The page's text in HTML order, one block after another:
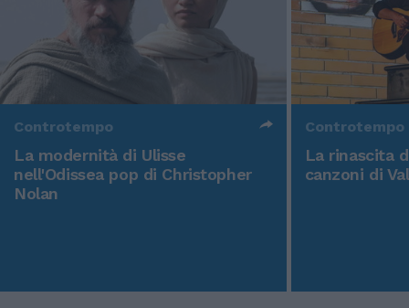
Controtempo
La modernità di Ulisse
nell'Odissea pop di Christopher
Nolan
Controtempo
La rinascita
canzoni di